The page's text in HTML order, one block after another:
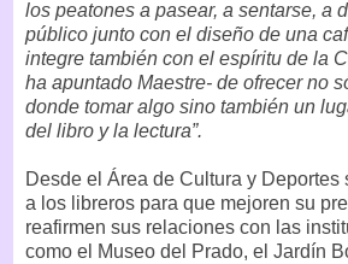
los peatones a pasear, a sentarse, a
público junto con el diseño de una
integre también con el espíritu de la
ha apuntado Maestre- de ofrecer no
donde tomar algo sino también un
del libro y la lectura”.
Desde el Área de Cultura y Deportes
a los libreros para que mejoren su
reafirmen sus relaciones con las
como el Museo del Prado, el Jardín